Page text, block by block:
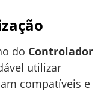
do Controlador
utilizar
compatíveis e